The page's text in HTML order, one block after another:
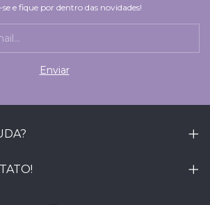
se e fique por dentro das novidades!